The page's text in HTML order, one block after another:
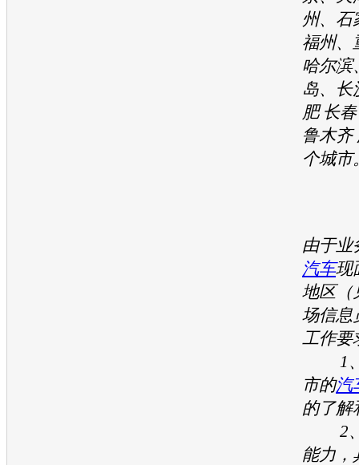
州、石
福州、
哈尔滨
岛、长
肥 长
鲁木齐
个城市
由于业
汽车现
地区（
场信息
工作要
1、
市的汽
的了解
2、
能力，